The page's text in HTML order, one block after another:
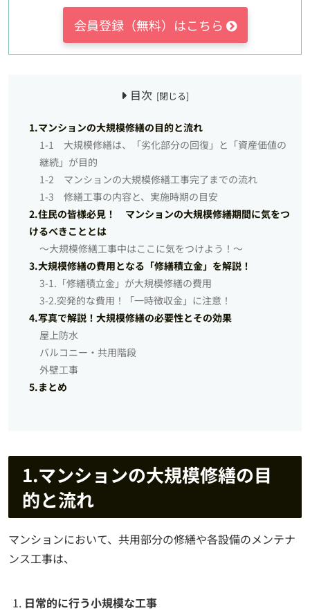
会員登録（無料）はこちら
目次
1.マンションの大規模修繕の目的と流れ
1-1 大規模修繕は、「劣化部分の回復」と「資産価値の
継続」が目的
1-2 マンションの大規模修繕工事完了までの流れ
1-3 修繕工事の内容と、実施時期の目安
2.住民の皆様必見！ マンションの大規模修繕期間に気をつ
けるべきこととは
～大規模修繕工事中はここに気をつけよう！～
3.大規模修繕の費用となる「修繕積立金」を解説！
3-1.「修繕積立金」が大規模修繕の費用
3-2.突発的な費用！「一時徴収金」に注意！
4.写真で解説！大規模修繕の必要性とその効果
屋上防水
バルコニー・共用階段
外壁工事
5.まとめ
1.マンションの大規模修繕の目
的と流れ
マンションにおいて、共用部分の修繕や各設備のメンテナ
ンス工事は、
日常的に行う小規模な工事